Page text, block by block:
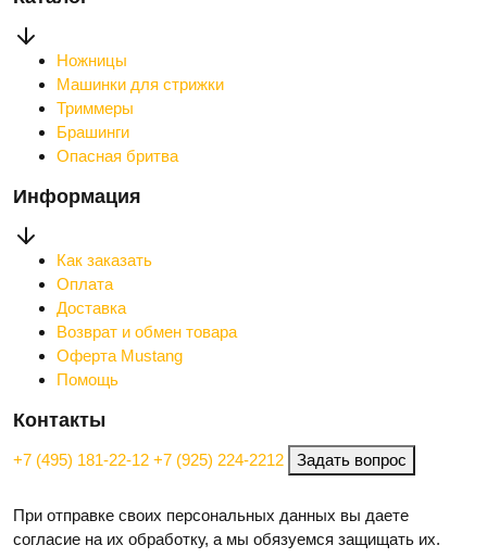
Ножницы
Машинки для стрижки
Триммеры
Брашинги
Опасная бритва
Информация
Как заказать
Оплата
Доставка
Возврат и обмен товара
Оферта Mustang
Помощь
Контакты
+7 (495) 181-22-12 +7 (925) 224-2212 Задать вопрос
При отправке своих персональных данных вы даете
согласие на их обработку, а мы обязуемся защищать их.